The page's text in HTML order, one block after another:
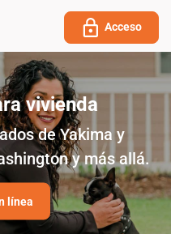
Acceso
vivienda
de Yakima y
y más allá.
línea